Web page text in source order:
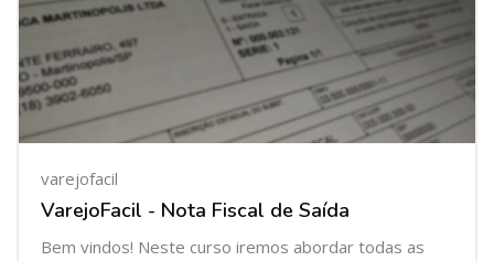
varejofacil
VarejoFacil - Nota Fiscal de Saída
Bem vindos! Neste curso iremos abordar todas as